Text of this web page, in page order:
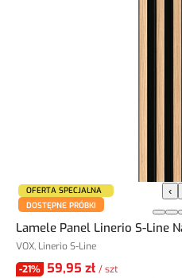
‹
OFERTA SPECJALNA
DOSTĘPNE PRÓBKI
Lamele Panel Linerio S-Line
VOX, Linerio S-Line
-21% 59,95 zł / szt